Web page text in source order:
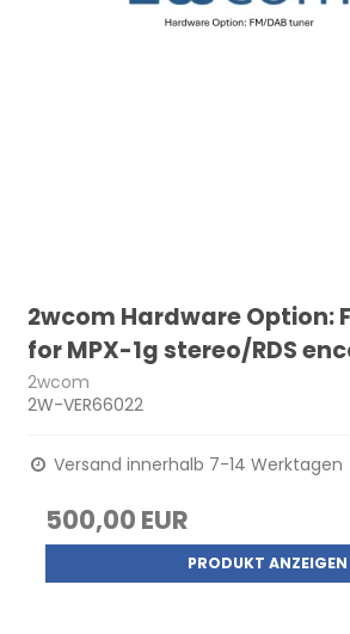
2wcom Hardware Option:
for MPX-1g stereo/RDS
2wcom
2W-VER66022
Versand innerhalb 7-14 Werktagen
500,00 EUR
PRODUKT ANZEIGEN